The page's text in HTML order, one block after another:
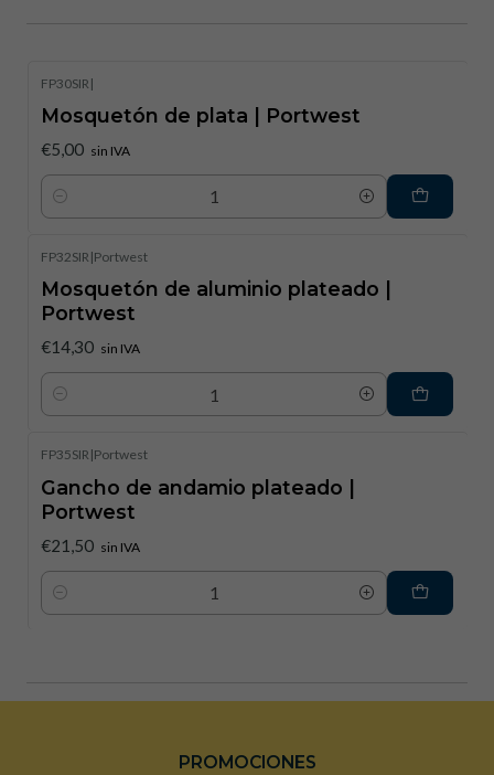
FP30SIR |
Mosquetón de plata | Portwest
€5,00 sin IVA
Cantidad
FP32SIR |Portwest
Mosquetón de aluminio plateado |
Portwest
€14,30 sin IVA
Cantidad
FP35SIR |Portwest
Gancho de andamio plateado |
Portwest
€21,50 sin IVA
Cantidad
PROMOCIONES